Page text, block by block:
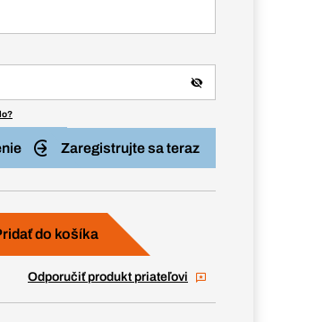
Zaregistrujte sa teraz
do košíka
Odporučiť produkt priateľovi